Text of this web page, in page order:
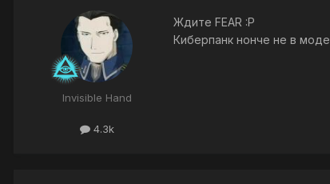
Invisible Hand
4.3k
Ждите FEAR :P
Киберпанк нонче не в моде